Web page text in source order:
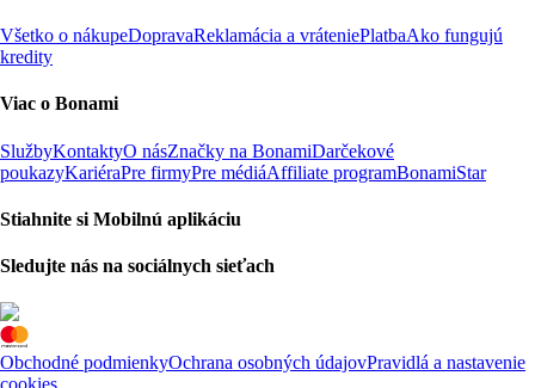
Všetko o nákupeDopravaReklamácia a vráteniePlatbaAko fungujú
kredity
Viac o Bonami
SlužbyKontaktyO násZnačky na BonamiDarčekové
poukazyKariéraPre firmyPre médiáAffiliate programBonamiStar
Stiahnite si Mobilnú aplikáciu
Sledujte nás na sociálnych sieťach
Obchodné podmienkyOchrana osobných údajovPravidlá a nastavenie